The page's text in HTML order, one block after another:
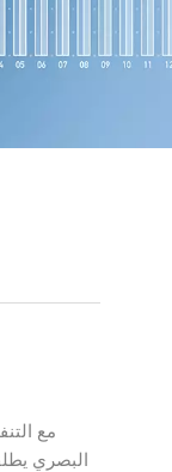
مع
البصري